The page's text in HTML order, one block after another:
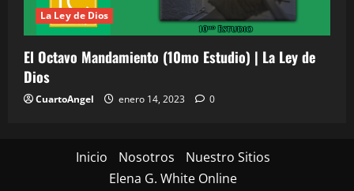
La Ley de Dios
El Octavo Mandamiento (10mo Estudio) | La Ley de
Dios
CuartoAngel enero 14, 2023 0
Inicio Nosotros
Nuestro Sitios
Elena G. White Online